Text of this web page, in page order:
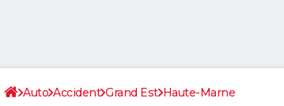
Auto Accident Grand Est Haute-Marne